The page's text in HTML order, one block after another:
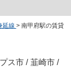
延線 > 南甲府駅の賃貸
ス市 / 韮崎市 /